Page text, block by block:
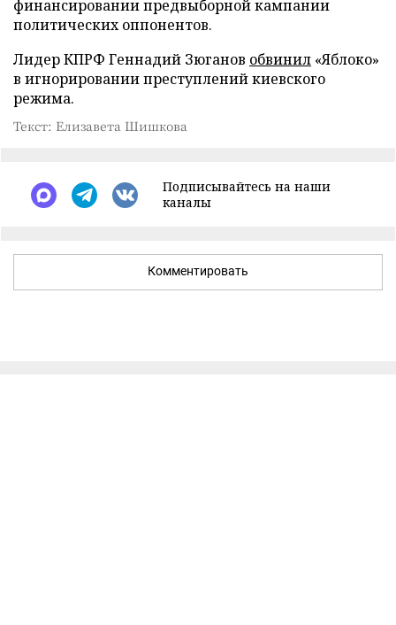
финансировании предвыборной кампании
политических оппонентов.
Лидер КПРФ Геннадий Зюганов обвинил «Яблоко»
в игнорировании преступлений киевского
режима.
Текст: Елизавета Шишкова
Подписывайтесь на наши
каналы
Комментировать